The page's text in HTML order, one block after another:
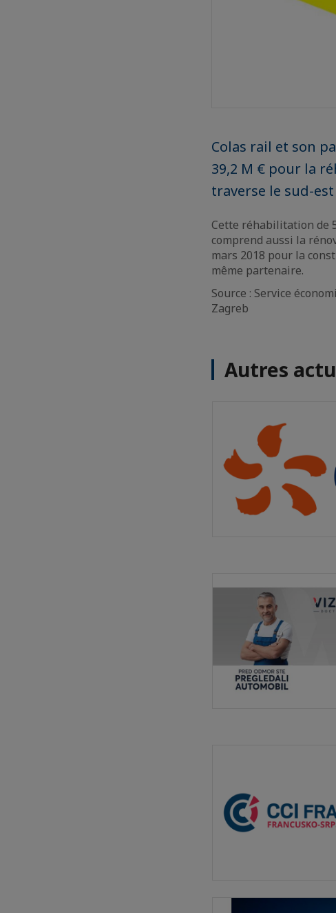
Colas rail et son
39,2 M € pour la
traverse le sud-
Cette réhabilitation de
comprend aussi la
mars 2018 pour la
même partenaire.
Source : Service
Zagreb
Autres